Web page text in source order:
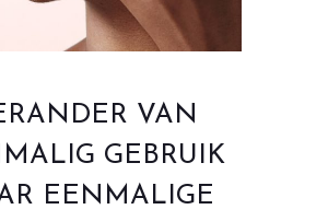
VAN
GEBRUIK
EENMALIGE